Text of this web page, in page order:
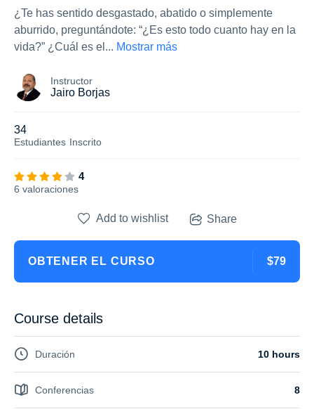
¿Te has sentido desgastado, abatido o simplemente
aburrido, preguntándote: “¿Es esto todo cuanto hay en la
vida?” ¿Cuál es el... Mostrar más
Instructor
Jairo Borjas
34
Estudiantes Inscrito
4
6 valoraciones
Add to wishlist Share
OBTENER EL CURSO $79
Course details
Duración 10 hours
Conferencias 8